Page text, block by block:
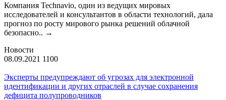
Компания Technavio, один из ведущих мировых
исследователей и консультантов в области технологий, дала
прогноз по росту мирового рынка решений облачной
безопасно.. →
Новости
08.09.2021 1100
Эксперты предупреждают об угрозах для электронной
идентификации и других отраслей в случае сохранения
дефицита полупроводников